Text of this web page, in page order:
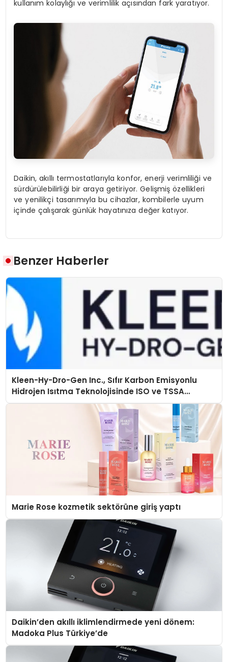
kullanım kolaylığı ve verimlilik açısından fark yaratıyor.
Daikin, akıllı termostatlarıyla konfor, enerji verimliliği ve
sürdürülebilirliği bir araya getiriyor. Gelişmiş özellikleri
ve yenilikçi tasarımıyla bu cihazlar, kombilerle uyum
içinde çalışarak günlük hayatınıza değer katıyor.
Benzer Haberler
Kleen-Hy-Dro-Gen Inc., Sıfır Karbon Emisyonlu
Hidrojen Isıtma Teknolojisinde ISO ve TSSA
Düzenleyici Onaylarını Aldı
Marie Rose kozmetik sektörüne giriş yaptı
Daikin’den akıllı iklimlendirmede yeni dönem:
Madoka Plus Türkiye’de